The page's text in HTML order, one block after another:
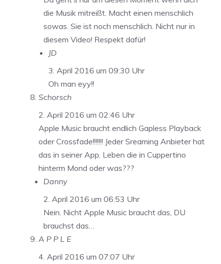
die Musik mitreißt. Macht einen menschlich
sowas. Sie ist noch menschlich. Nicht nur in
diesem Video! Respekt dafür!
JD
3. April 2016 um 09:30 Uhr
Oh man eyy!!
Schorsch
2. April 2016 um 02:46 Uhr
Apple Music braucht endlich Gapless Playback
oder Crossfade!!!!!!! Jeder Sreaming Anbieter hat
das in seiner App. Leben die in Cuppertino
hinterm Mond oder was???
Danny
2. April 2016 um 06:53 Uhr
Nein. Nicht Apple Music braucht das, DU
brauchst das…
A P P L E
4. April 2016 um 07:07 Uhr